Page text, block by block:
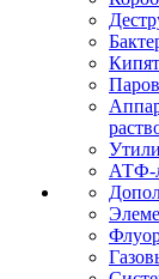
АТФ-